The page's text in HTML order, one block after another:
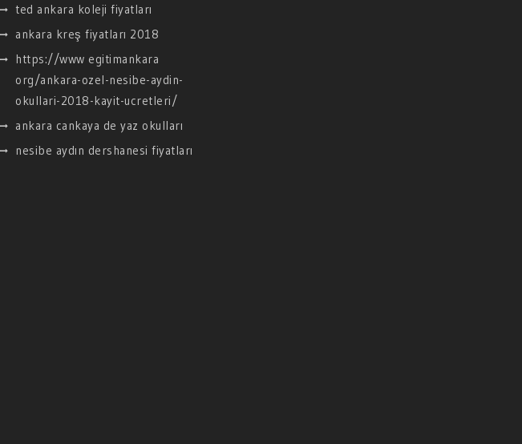
ted ankara koleji fiyatları
ankara kreş fiyatları 2018
https://www egitimankara
org/ankara-ozel-nesibe-aydin-
okullari-2018-kayit-ucretleri/
ankara cankaya de yaz okulları
nesibe aydın dershanesi fiyatları